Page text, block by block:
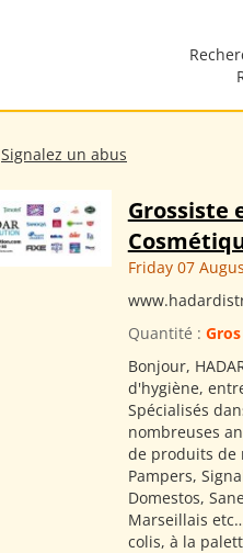
Signalez un abus
Grossiste
Friday 07
Quantité : Gros
Bonjour,
d'hygiène,
Spécialisés
nombreuses
de produits de
Pampers,
Domestos,
Marseillais
colis, à la